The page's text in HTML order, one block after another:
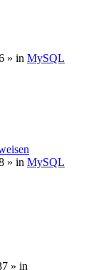
» in MySQL
» in MySQL
» in